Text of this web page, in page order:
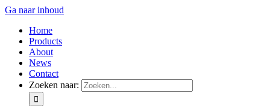
Ga naar inhoud
Home
Products
About
News
Contact
Zoeken naar: